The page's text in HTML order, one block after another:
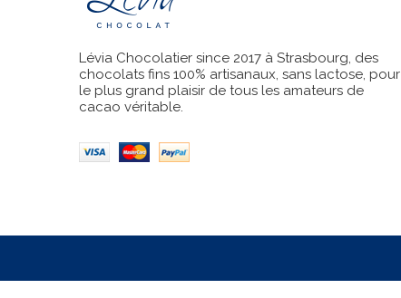
Lévia Chocolatier since 2017 à Strasbourg, des
chocolats fins 100% artisanaux, sans lactose, pour
le plus grand plaisir de tous les amateurs de
cacao véritable.